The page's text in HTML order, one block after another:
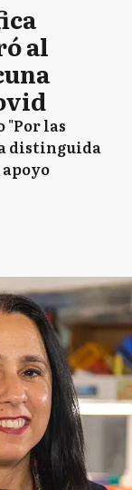
al
"Por las
distinguida